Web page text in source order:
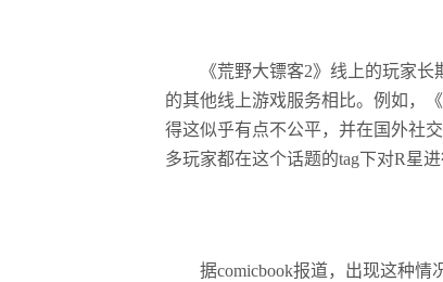
《荒野大镖客2》线上的玩家长
的其他线上游戏服务相比。例如，
得这似乎有点不公平，并在国外社
多玩家都在这个话题的tag下对R星
据comicbook报道，出现这种情